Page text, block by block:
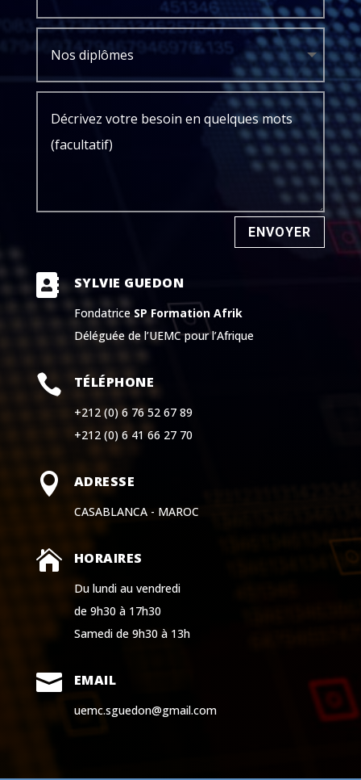
ENVOYER
 SYLVIE GUEDON
Fondatrice SP Formation Afrik
Déléguée de l’UEMC pour l’Afrique
 TÉLÉPHONE
+212 (0) 6 76 52 67 89
+212 (0) 6 41 66 27 70
 ADRESSE
CASABLANCA - MAROC
 HORAIRES
Du lundi au vendredi
de 9h30 à 17h30
Samedi de 9h30 à 13h
 EMAIL
uemc.sguedon@gmail.com